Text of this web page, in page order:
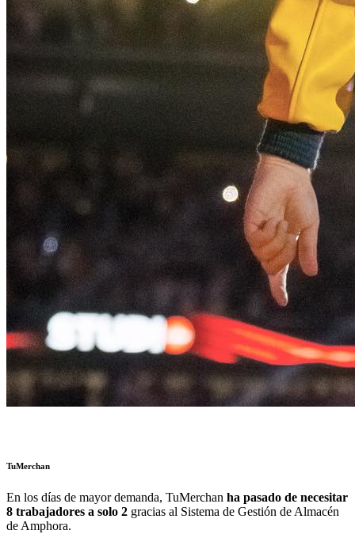
TuMerchan
En los días de mayor demanda, TuMerchan ha pasado de necesitar
8 trabajadores a solo 2 gracias al Sistema de Gestión de Almacén
de Amphora.